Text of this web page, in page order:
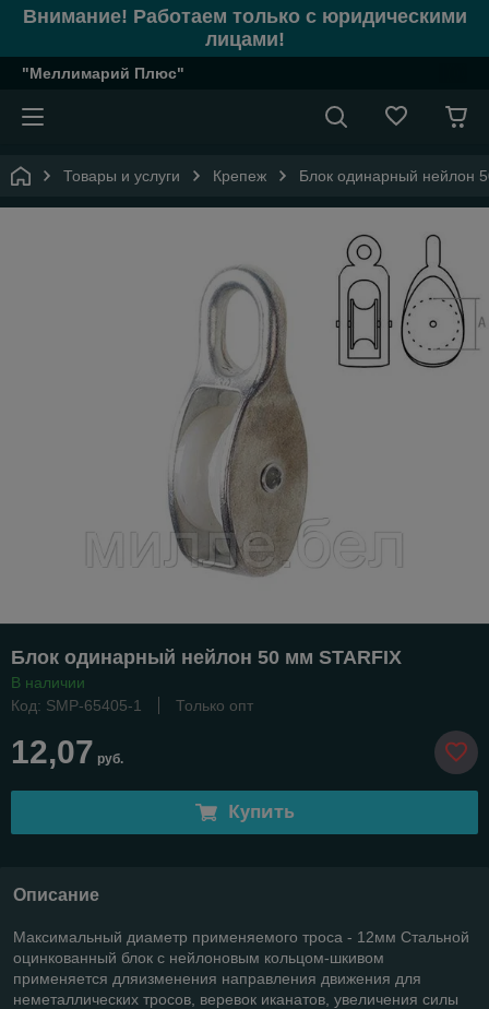
Внимание! Работаем только с юридическими
лицами!
"Меллимарий Плюс"
Товары и услуги Крепеж Блок одинарный нейлон
Блок одинарный нейлон 50 мм STARFIX
В наличии
Код: SMP-65405-1
Только опт
12,07 руб.
Купить
Описание
Максимальный диаметр применяемого троса - 12мм Стальной
оцинкованный блок с нейлоновым кольцом-шкивом
применяется дляизменения направления движения для
неметаллических тросов, веревок иканатов, увеличения силы